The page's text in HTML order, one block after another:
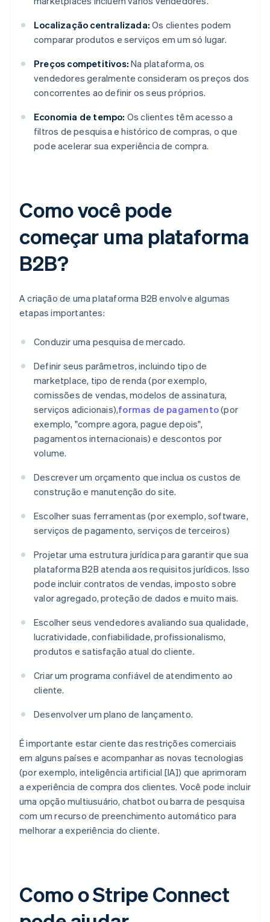
Localização centralizada: Os clientes podem
comparar produtos e serviços em um só lugar.
Preços competitivos: Na plataforma, os
vendedores geralmente consideram os preços dos
concorrentes ao definir os seus próprios.
Economia de tempo: Os clientes têm acesso a
filtros de pesquisa e histórico de compras, o que
pode acelerar sua experiência de compra.
Como você pode
começar uma plataforma
B2B?
A criação de uma plataforma B2B envolve algumas
etapas importantes:
Conduzir uma pesquisa de mercado.
Definir seus parâmetros, incluindo tipo de
marketplace, tipo de renda (por exemplo,
comissões de vendas, modelos de assinatura,
serviços adicionais),formas de pagamento(por
exemplo, "compre agora, pague depois",
pagamentos internacionais) e descontos por
volume.
Descrever um orçamento que inclua os custos de
construção e manutenção do site.
Escolher suas ferramentas (por exemplo, software,
serviços de pagamento, serviços de terceiros)
Projetar uma estrutura jurídica para garantir que sua
plataforma B2B atenda aos requisitos jurídicos. Isso
pode incluir contratos de vendas, imposto sobre
valor agregado, proteção de dados e muito mais.
Escolher seus vendedores avaliando sua qualidade,
lucratividade, confiabilidade, profissionalismo,
produtos e satisfação atual do cliente.
Criar um programa confiável de atendimento ao
cliente.
Desenvolver um plano de lançamento.
É importante estar ciente das restrições comerciais
em alguns países e acompanhar as novas tecnologias
(por exemplo, inteligência artificial [IA]) que aprimoram
a experiência de compra dos clientes. Você pode incluir
uma opção multiusuário, chatbot ou barra de pesquisa
com um recurso de preenchimento automático para
melhorar a experiência do cliente.
Como o Stripe Connect